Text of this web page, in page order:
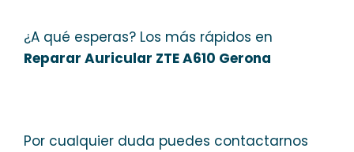
¿A qué esperas? Los más rápidos en
Reparar Auricular ZTE A610 Gerona
Por cualquier duda puedes contactarnos